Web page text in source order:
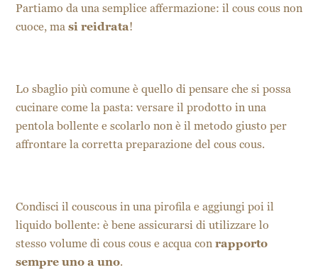
Partiamo da una semplice affermazione: il cous cous non
cuoce, ma si reidrata!
Lo sbaglio più comune è quello di pensare che si possa
cucinare come la pasta: versare il prodotto in una
pentola bollente e scolarlo non è il metodo giusto per
affrontare la corretta preparazione del cous cous.
Condisci il couscous in una pirofila e aggiungi poi il
liquido bollente: è bene assicurarsi di utilizzare lo
stesso volume di cous cous e acqua con rapporto
sempre uno a uno.